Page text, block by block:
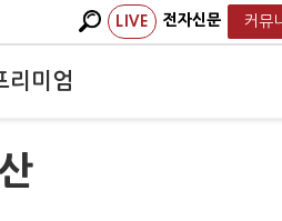
LIVE 전자신문 커뮤
리미엄